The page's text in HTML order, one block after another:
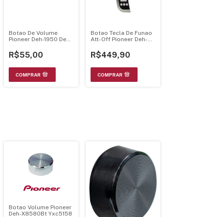
Botao De Volume
Pioneer Deh-1950 Deh-
1980Mpg
R$55,00
Botao Tecla De Funao
Att-Off Pioneer Deh-
R$449,90
Botao Volume Pioneer
Deh-X8580Bt Yxc5158